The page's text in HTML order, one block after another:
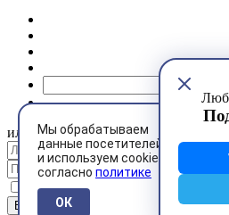
Мы обрабатываем
данные посетителей
и используем cookies
согласно политике
ОК
или
Запомнить меня